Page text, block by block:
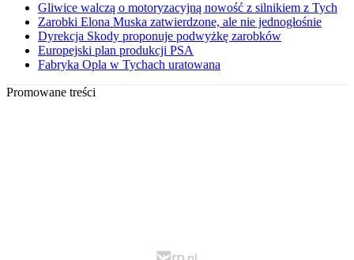
Gliwice walczą o motoryzacyjną nowość z silnikiem z Tych
Zarobki Elona Muska zatwierdzone, ale nie jednogłośnie
Dyrekcja Skody proponuje podwyżkę zarobków
Europejski plan produkcji PSA
Fabryka Opla w Tychach uratowana
Promowane treści